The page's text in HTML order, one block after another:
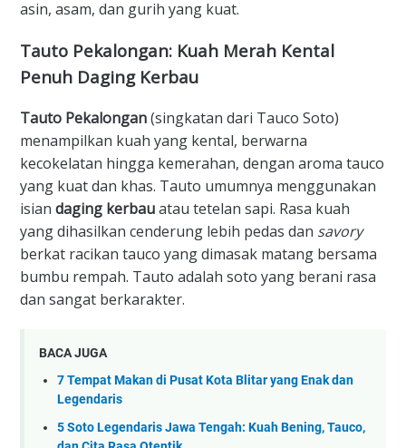
asin, asam, dan gurih yang kuat.
​Tauto Pekalongan: Kuah Merah Kental
Penuh Daging Kerbau
Tauto Pekalongan(singkatan dari Tauco Soto)
menampilkan kuah yang kental, berwarna
kecokelatan hingga kemerahan, dengan aroma tauco
yang kuat dan khas. Tauto umumnya menggunakan
isian daging kerbauatau tetelan sapi. Rasa kuah
yang dihasilkan cenderung lebih pedas dan savory
berkat racikan tauco yang dimasak matang bersama
bumbu rempah. Tauto adalah soto yang berani rasa
dan sangat berkarakter.
BACA JUGA
7 Tempat Makan di Pusat Kota Blitar yang Enak dan
Legendaris
5 Soto Legendaris Jawa Tengah: Kuah Bening, Tauco,